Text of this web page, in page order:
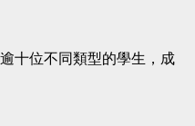
十位不同類型的學生，成